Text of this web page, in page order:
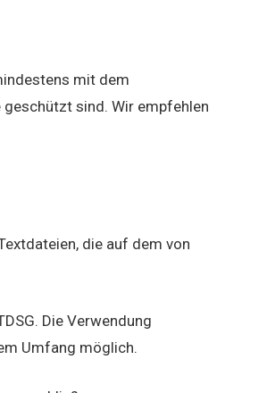
mit dem
sind. Wir empfehlen
die auf dem von
Die Verwendung
Umfang möglich.